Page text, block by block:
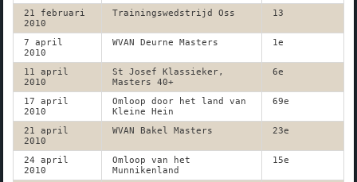
21 februari
2010
Trainingswedstrijd Oss 13
7 april
2010
WVAN Deurne Masters 1e
11 april
2010
St Josef Klassieker,
Masters 40+
6e
17 april
2010
Omloop door het land van
Kleine Hein
69e
21 april
2010
WVAN Bakel Masters 23e
24 april
2010
Omloop van het
Munnikenland
15e